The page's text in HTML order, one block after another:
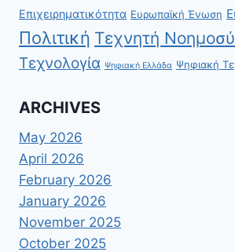
Επιχειρηματικότητα Ευρωπαϊκή Ένωση
Πολιτική Τεχνητή
Τεχνολογία Ψηφιακή Ελλάδα Ψηφιακή
ARCHIVES
May 2026
April 2026
February 2026
January 2026
November 2025
October 2025